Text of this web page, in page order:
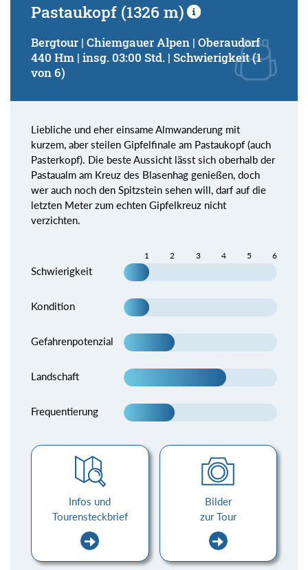
Pastaukopf (1326 m)
Bergtour | Chiemgauer Alpen | Oberaudorf
440 Hm | insg. 03:00 Std. | Schwierigkeit (1
von 6)
Liebliche und eher einsame Almwanderung mit
kurzem, aber steilen Gipfelfinale am Pastaukopf (auch
Pasterkopf). Die beste Aussicht lässt sich oberhalb der
Pastaualm am Kreuz des Blasenhag genießen, doch
wer auch noch den Spitzstein sehen will, darf auf die
letzten Meter zum echten Gipfelkreuz nicht
verzichten.
1 2 3 4 5 6
Schwierigkeit
Kondition
Gefahrenpotenzial
Landschaft
Frequentierung
Infos und
Tourensteckbrief
Bilder
zur Tour